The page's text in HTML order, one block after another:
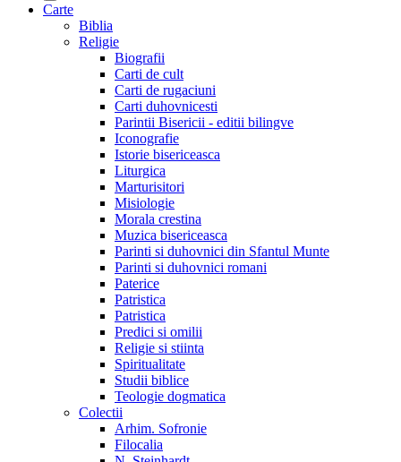
Carte
Biblia
Religie
Biografii
Carti de cult
Carti de rugaciuni
Carti duhovnicesti
Parintii Bisericii - editii bilingve
Iconografie
Istorie bisericeasca
Liturgica
Marturisitori
Misiologie
Morala crestina
Muzica bisericeasca
Parinti si duhovnici din Sfantul Munte
Parinti si duhovnici romani
Paterice
Patristica
Patristica
Predici si omilii
Religie si stiinta
Spiritualitate
Studii biblice
Teologie dogmatica
Colectii
Arhim. Sofronie
Filocalia